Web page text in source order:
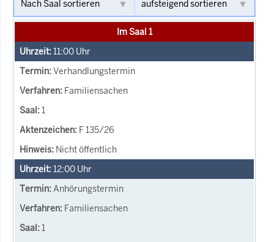
Im Saal 1
11:00 Uhr
Verhandlungstermin
Familiensachen
1
F 135/26
Nicht öffentlich
12:00 Uhr
Anhörungstermin
Familiensachen
1